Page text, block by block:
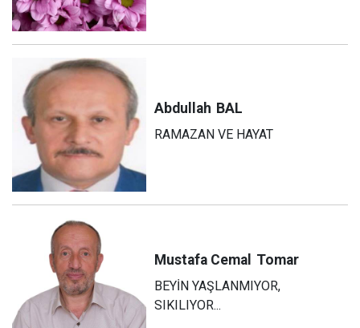
Abdullah BAL
RAMAZAN VE HAYAT
Mustafa Cemal Tomar
BEYİN YAŞLANMIYOR,
SIKILIYOR...